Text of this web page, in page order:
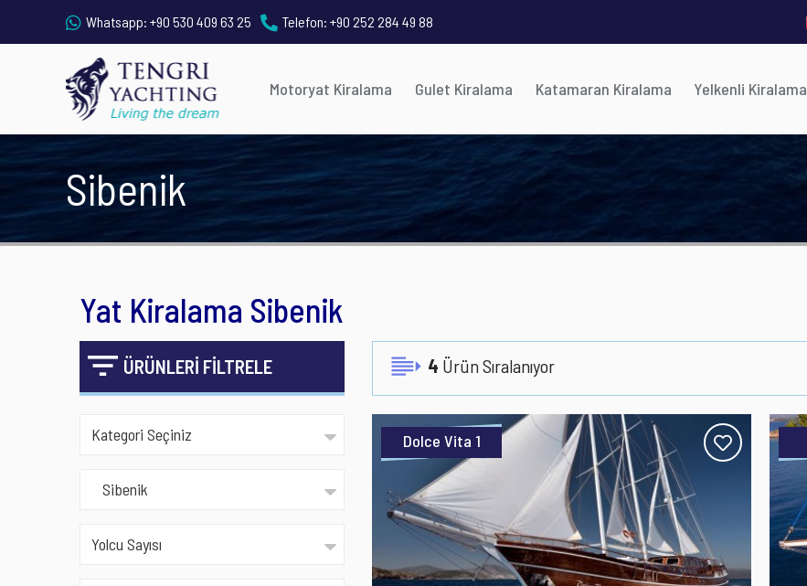
Whatsapp: +90 530 409 63 25 Telefon: +90 252 284 49 88
Motoryat Kiralama Gulet Kiralama Katamaran Kiralama Yelkenli Kiralama
Sibenik
Yat Kiralama Sibenik
ÜRÜNLERİ FİLTRELE 4 Ürün Sıralanıyor
Dolce Vita 1